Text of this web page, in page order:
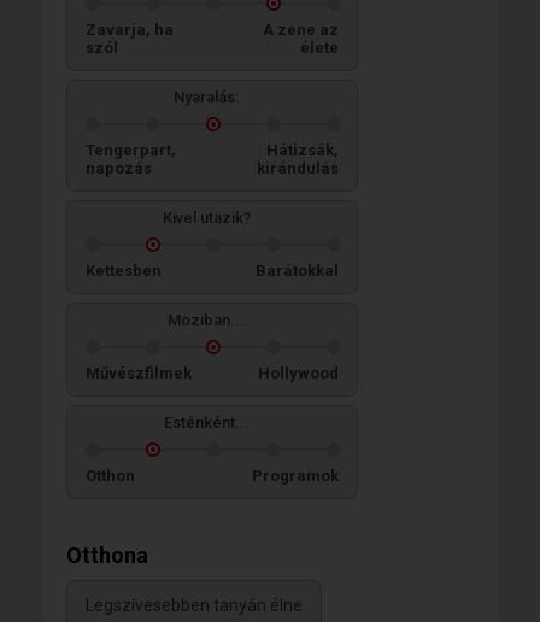
Zavarja, ha
szól
A zene az
élete
Nyaralás:
Tengerpart,
napozás
Hátizsák,
kirándulás
Kivel utazik?
Kettesben Barátokkal
Moziban...
Művészfilmek Hollywood
Esténként...
Otthon Programok
Otthona
Legszívesebben tanyán élne